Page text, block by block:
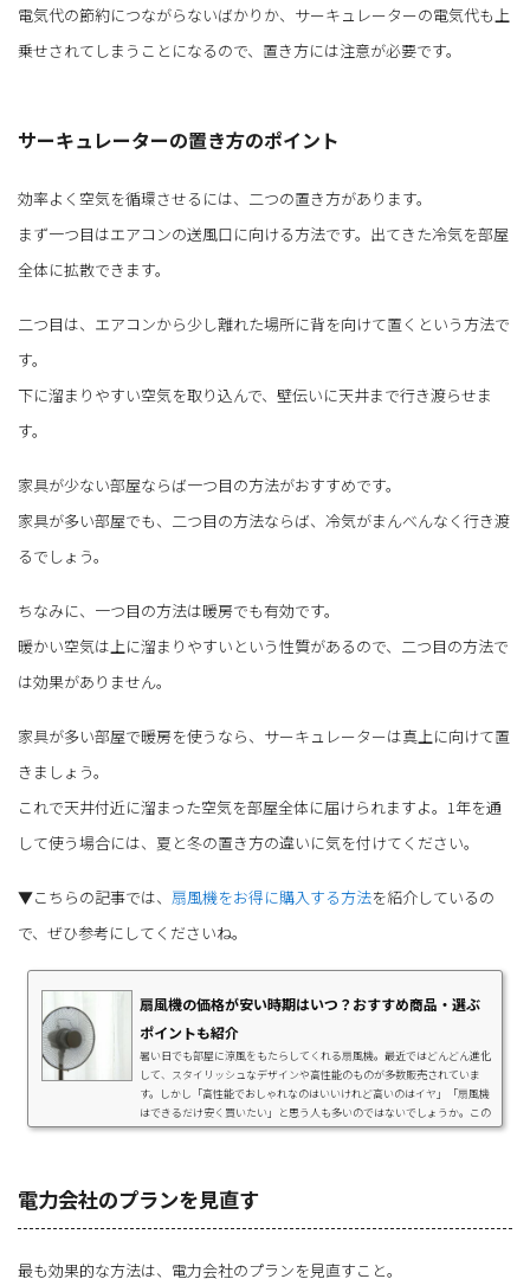
電気代の節約につながらないばかりか、サーキュレーターの電気代も上
乗せされてしまうことになるので、置き方には注意が必要です。
サーキュレーターの置き方のポイント
効率よく空気を循環させるには、二つの置き方があります。
まず一つ目はエアコンの送風口に向ける方法です。出てきた冷気を部屋
全体に拡散できます。
二つ目は、エアコンから少し離れた場所に背を向けて置くという方法で
す。
下に溜まりやすい空気を取り込んで、壁伝いに天井まで行き渡らせま
す。
家具が少ない部屋ならば一つ目の方法がおすすめです。
家具が多い部屋でも、二つ目の方法ならば、冷気がまんべんなく行き渡
るでしょう。
ちなみに、一つ目の方法は暖房でも有効です。
暖かい空気は上に溜まりやすいという性質があるので、二つ目の方法で
は効果がありません。
家具が多い部屋で暖房を使うなら、サーキュレーターは真上に向けて置
きましょう。
これで天井付近に溜まった空気を部屋全体に届けられますよ。1年を通
して使う場合には、夏と冬の置き方の違いに気を付けてください。
▼こちらの記事では、 扇風機をお得に購入する方法を紹介しているの
で、ぜひ参考にしてくださいね。
扇風機の価格が安い時期はいつ？おすすめ商品・選ぶ
ポイントも紹介
暑い日でも部屋に涼風をもたらしてくれる扇風機。最近ではどんどん進化
して、スタイリッシュなデザインや高性能のものが多数販売されていま
す。しかし「高性能でおしゃれなのはいいけれど高いのはイヤ」「扇風機
はできるだけ安く買いたい」と思う人も多いのではないでしょうか。この
記事では、扇風機をお得に購入する方法としてアウトレット家電を紹介し
年の扇風機選びで迷っている方、できる...
電力会社のプランを見直す
最も効果的な方法は、電力会社のプランを見直すこと。